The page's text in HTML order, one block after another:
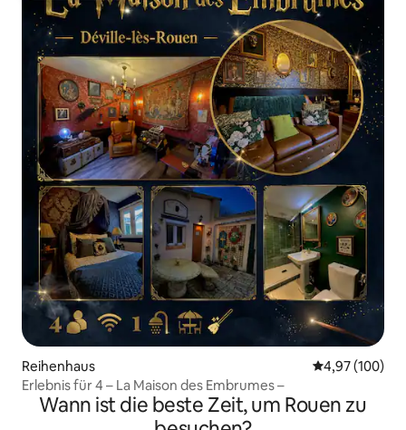
Reihenhaus
4,97 (100)
Erlebnis für 4 – La Maison des Embrumes –
Wann ist die beste Zeit, um Rouen zu